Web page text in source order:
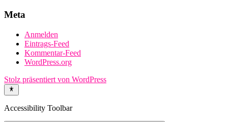
Meta
Anmelden
Eintrags-Feed
Kommentar-Feed
WordPress.org
Stolz präsentiert von WordPress
Accessibility Toolbar